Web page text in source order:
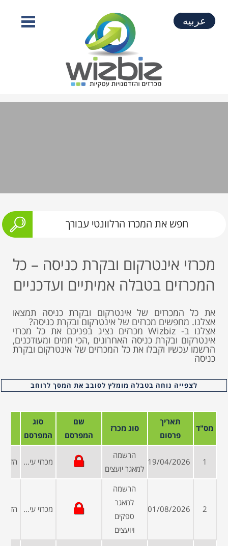
عربيه
מכרזי אינטרקום ובקרת כניסה – כל
המכרזים בטבלה אמיתיים ועדכניים
את כל המכרזים של אינטרקום ובקרת כניסה תמצאו
אצלנו. מחפשים מכרזים של אינטרקום ובקרת כניסה?
אצלנו ב- Wizbiz מכרזים נציג בפניכם את כל מכרזי
אינטרקום ובקרת כניסה האחרונים ,הכי חמים ומעודכנים,
הרשמו עכשיו וקבלו את כל המכרזים של אינטרקום ובקרת
כניסה
לצפייה נוחה בטבלה מומלץ לסובב את המסך לרוחב
מס"ד
תאריך
פרסום
סוג מכרז
שם
המפרסם
סוג
המפרסם
1
19/04/2026
הרשמה
למאגר יועצים
מכרזי עיריות ומועצות
2
01/08/2026
הרשמה
למאגר
ספקים
ויועצים
מכרזי עיריות ומועצות